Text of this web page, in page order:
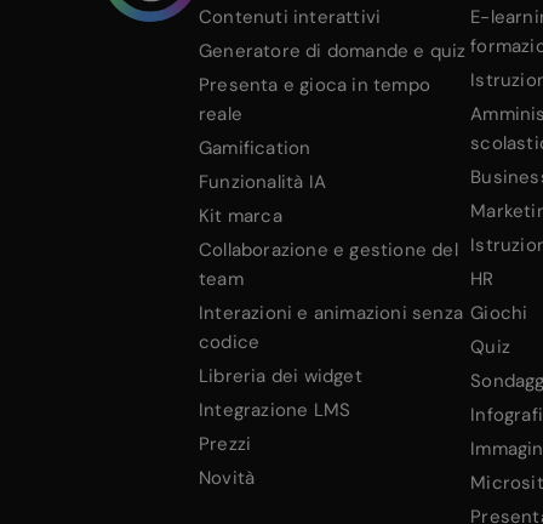
Contenuti interattivi
Generatore di domande e quiz
Presenta e gioca in tempo
reale
Gamification
Funzionalità IA
Kit marca
Collaborazione e gestione del
team
Interazioni e animazioni senza
codice
Libreria dei widget
Integrazione LMS
Prezzi
Novità
E-
HR
Giochi
Quiz